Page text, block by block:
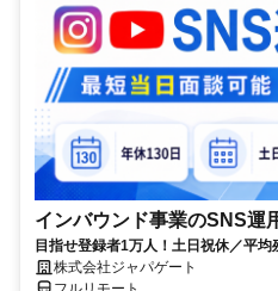
インバウンド事業のSNS運
目指せ登録者1万人！土日祝休／平
株式会社ジャパゲート